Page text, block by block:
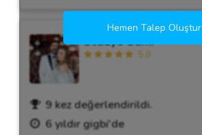
Stüdyo Sami
5.0
9 kez değerlendirildi.
6 yıldır gigbi'de
Hemen Talep Oluştur